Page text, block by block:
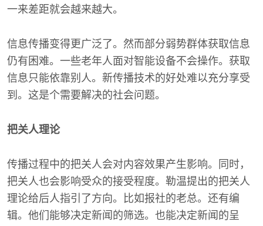
一来差距就会越来越大。
信息传播变得更广泛了。然而部分弱势群体获取信息
仍有困难。一些老年人面对智能设备不会操作。获取
信息只能依靠别人。新传播技术的好处难以充分享受
到。这是个需要解决的社会问题。
把关人理论
传播过程中的把关人会对内容效果产生影响。同时，
把关人也会影响受众的接受程度。勒温提出的把关人
理论给后人指引了方向。比如报社的老总。还有编
辑。他们能够决定新闻的筛选。也能决定新闻的呈